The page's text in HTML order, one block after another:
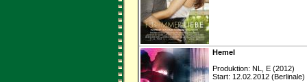
Hemel
Produktion: NL, E (2012)
Start: 12.02.2012 (Berlinale)